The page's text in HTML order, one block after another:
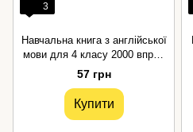
3
Навчальна книга з англійської
мови для 4 класу 2000 вправ
та завдань Час майстрів
57 грн
Купити